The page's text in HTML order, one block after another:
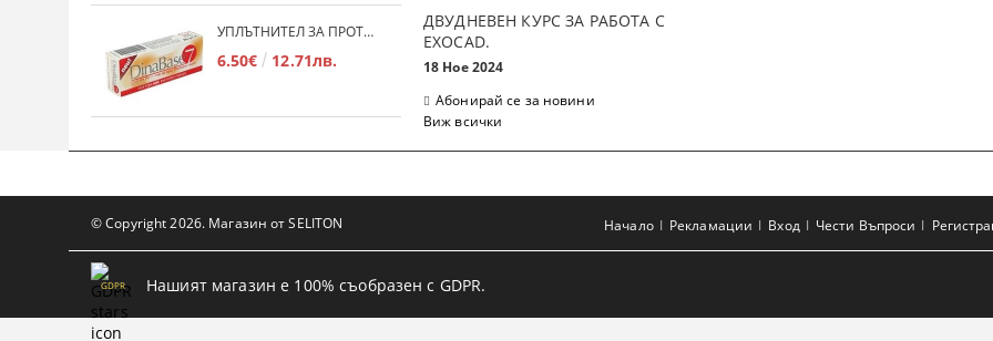
УПЛЪТНИТЕЛ ЗА ПРОТЕЗИ DINABASE 7
6.50€ 12.71лв.
ДВУДНЕВЕН КУРС ЗА РАБОТА С
ЕXOCAD.
18 Ное 2024
Абонирай се за новини
Виж всички
© Copyright 2026. Магазин от SELITON Начало Рекламации Вход Чести Въпроси
GDPR Нашият магазин е 100% съобразен с GDPR.